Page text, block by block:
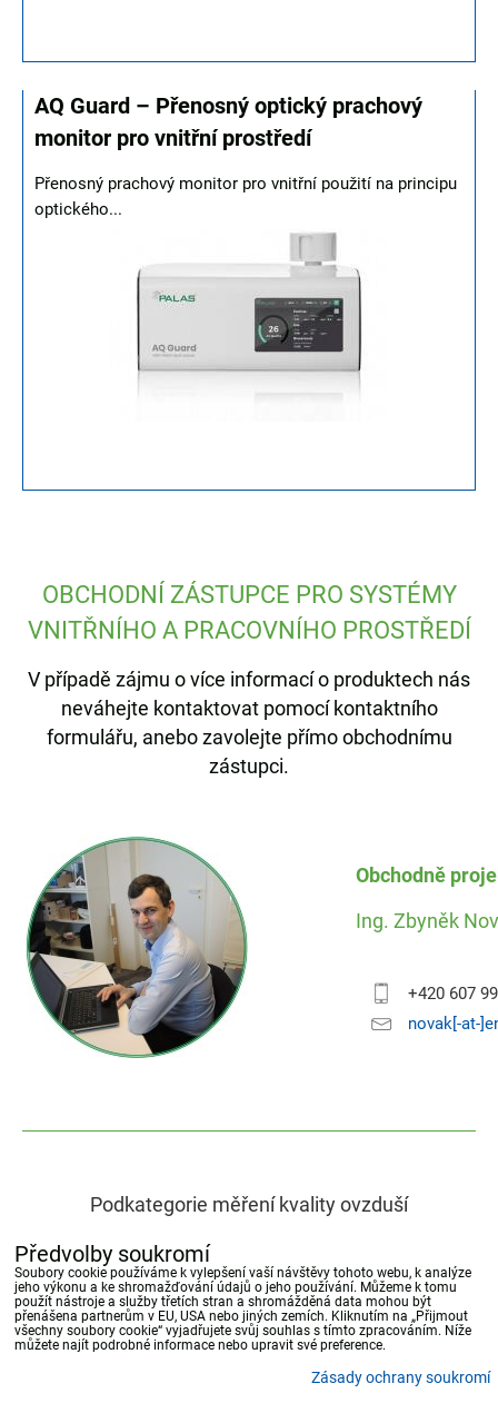
AQ Guard – Přenosný optický prachový
monitor pro vnitřní prostředí
Přenosný prachový monitor pro vnitřní použití na principu
optického...
OBCHODNÍ ZÁSTUPCE PRO SYSTÉMY
VNITŘNÍHO A PRACOVNÍHO PROSTŘEDÍ
V případě zájmu o více informací o produktech nás
neváhejte kontaktovat pomocí kontaktního
formulářu, anebo zavolejte přímo obchodnímu
zástupci.
Obchodně
Ing. Zbyněk
+420 607
novak[-at-
Podkategorie měření kvality ovzduší
Monitorovací stanice a jejich vybavení Odběrová
Předvolby soukromí
Soubory cookie používáme k vylepšení vaší návštěvy tohoto webu, k analýze
jeho výkonu a ke shromažďování údajů o jeho používání. Můžeme k tomu
použít nástroje a služby třetích stran a shromážděná data mohou být
přenášena partnerům v EU, USA nebo jiných zemích. Kliknutím na „Přijmout
všechny soubory cookie“ vyjadřujete svůj souhlas s tímto zpracováním. Níže
můžete najít podrobné informace nebo upravit své preference.
Zásady ochrany soukromí